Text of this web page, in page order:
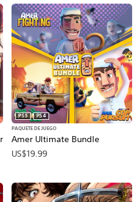
Amer Ultimate Bundle
PS5
PS4
PAQUETE DE JUEGO
US$19.99